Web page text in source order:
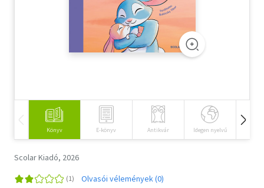
Tankönyv, segédkönyv
Történelem
Könyv E-könyv Antikvár Idegen nyelvű
Scolar Kiadó, 2026
Olvasói vélemények (0)